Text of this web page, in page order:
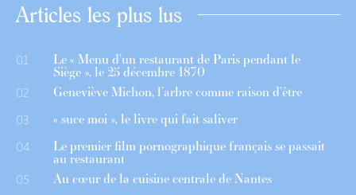
Articles les plus lus
01 Le « Menu d’un restaurant de Paris pendant le
Siège », le 25 décembre 1870
02 Geneviève Michon, l’arbre comme raison d’être
03 « suce moi », le livre qui fait saliver
04 Le premier film pornographique français se passait
au restaurant
05 Au cœur de la cuisine centrale de Nantes